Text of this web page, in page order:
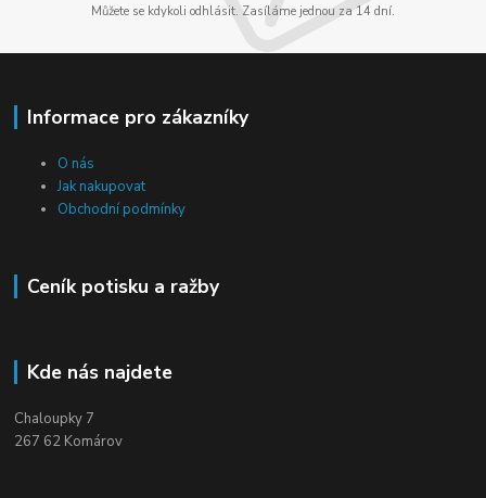
Můžete se kdykoli odhlásit. Zasíláme jednou za 14 dní.
Informace pro zákazníky
O nás
Jak nakupovat
Obchodní podmínky
Ceník potisku a ražby
Kde nás najdete
Chaloupky 7
267 62 Komárov